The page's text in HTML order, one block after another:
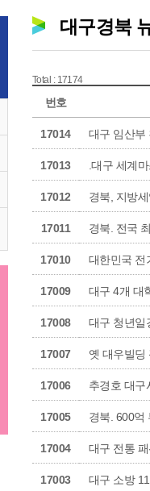
대구경북
Total : 17174
번호
17014 대구 임산부
17013 .대구 세계
17012 경북, 지방
17011 경북. 전국
17010 대한민국 전
17009 대구 4개 대
17008 대구 청년일
17007 옛 대우빌딩
17006 추경호 대구
17005 경북. 600억
17004 대구 전통
17003 대구 소방